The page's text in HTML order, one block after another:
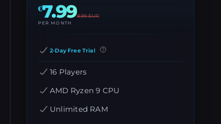
€7.998.99EUR
PER MONTH
2-Day Free Trial
16 Players
AMD Ryzen 9 CPU
Unlimited RAM